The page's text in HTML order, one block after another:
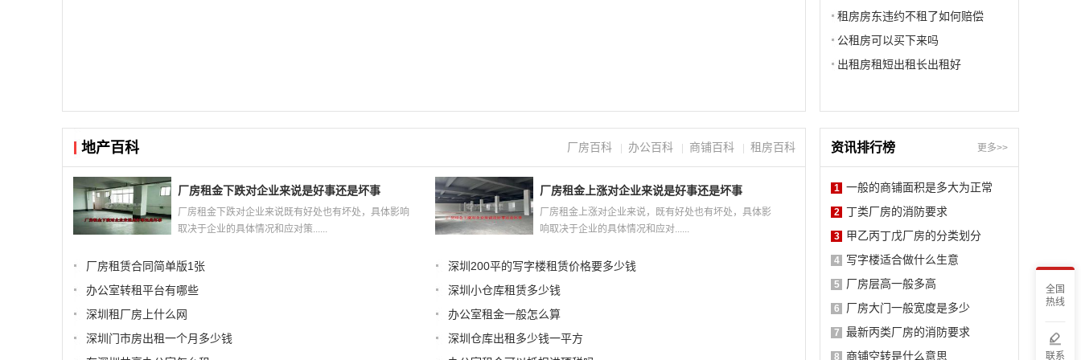
办租房房东违约不租了如何赔偿
公租房可以买下来吗
出租房租短出租长出租好
地产百科 厂房百科 办公百科 商铺百科 租房百科
厂房租金下跌对企业来说是好事还是坏事
厂房租金下跌对企业来说既有好处也有坏处，具体影响
取决于企业的具体情况和应对策......
厂房租金上涨对企业来说是好事还是坏事
厂房租金上涨对企业来说，既有好处也有坏处，具体影
响取决于企业的具体情况和应对......
厂房租赁合同简单版1张
深圳200平的写字楼租赁价格要多少钱
办公室转租平台有哪些
深圳小仓库租赁多少钱
深圳租厂房上什么网
办公室租金一般怎么算
深圳门市房出租一个月多少钱
深圳仓库出租多少钱一平方
资讯排行榜 更多>>
1 一般的商铺面积是多大为正常
2 丁类厂房的消防要求
3 甲乙丙丁戊厂房的分类划分
4 写字楼适合做什么生意
5 厂房层高一般多高
6 厂房大门一般宽度是多少
7 最新丙类厂房的消防要求
8 商铺空转是什么意思
全国
热线
联系